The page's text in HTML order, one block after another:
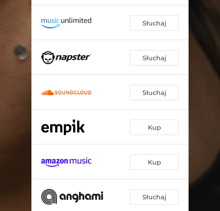
Słuchaj
Słuchaj
Słuchaj
Kup
Kup
Słuchaj